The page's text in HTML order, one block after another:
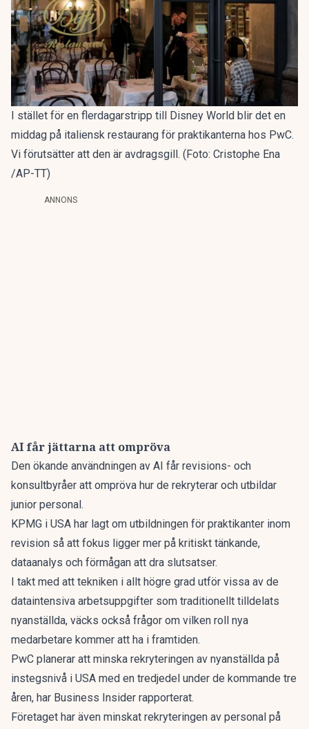
I stället för en flerdagarstripp till Disney World blir det en
middag på italiensk restaurang för praktikanterna hos PwC.
Vi förutsätter att den är avdragsgill. (Foto: Cristophe Ena
/AP-TT)
ANNONS
AI får jättarna att ompröva
Den ökande användningen av AI får revisions- och
konsultbyråer att ompröva hur de rekryterar och utbildar
junior personal.
KPMG i USA har lagt om utbildningen för praktikanter inom
revision så att fokus ligger mer på kritiskt tänkande,
dataanalys och förmågan att dra slutsatser.
I takt med att tekniken i allt högre grad utför vissa av de
dataintensiva arbetsuppgifter som traditionellt tilldelats
nyanställda, väcks också frågor om vilken roll nya
medarbetare kommer att ha i framtiden.
PwC planerar att minska rekryteringen av nyanställda på
instegsnivå i USA med en tredjedel under de kommande tre
åren, har Business Insider rapporterat.
Företaget har även minskat rekryteringen av personal på